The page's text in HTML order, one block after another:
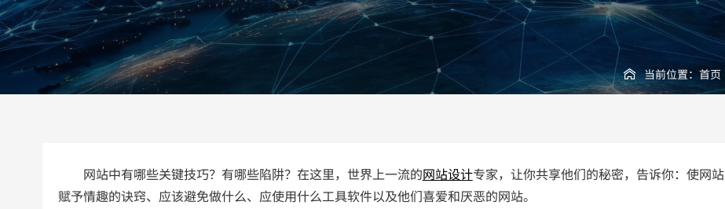
当前位置：首页
网站中有哪些关键技巧？有哪些陷阱？在这里，世界上一流的网站设计专家，让你共享他们的秘密，告诉你：使网站
赋予情趣的诀窍、应该避免做什么、应使用什么工具软件以及他们喜爱和厌恶的网站。